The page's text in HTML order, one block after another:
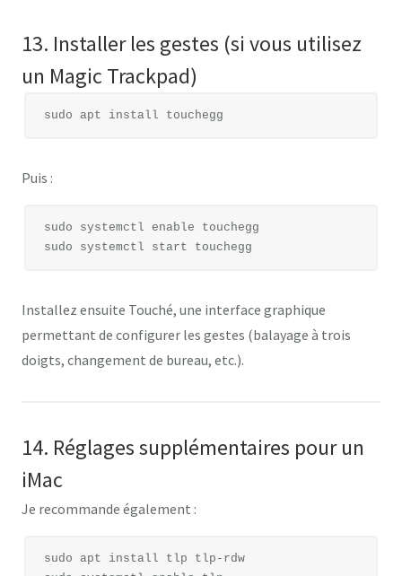
13. Installer les gestes (si vous utilisez
un Magic Trackpad)
Puis :
sudo systemctl enable touchegg
Installez ensuite Touché, une interface graphique
permettant de configurer les gestes (balayage à trois
doigts, changement de bureau, etc.).
14. Réglages supplémentaires pour un
iMac
Je recommande également :
sudo apt install tlp tlp-rdw